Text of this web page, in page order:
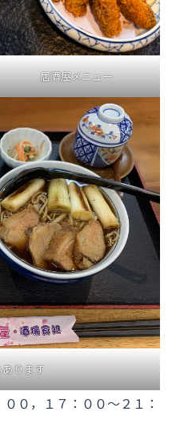
居酒屋メニュー
あります
０，１７：００〜２１：